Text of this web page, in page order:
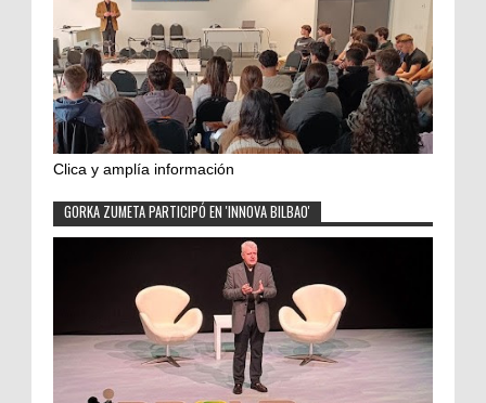
Clica y amplía información
GORKA ZUMETA PARTICIPÓ EN 'INNOVA BILBAO'